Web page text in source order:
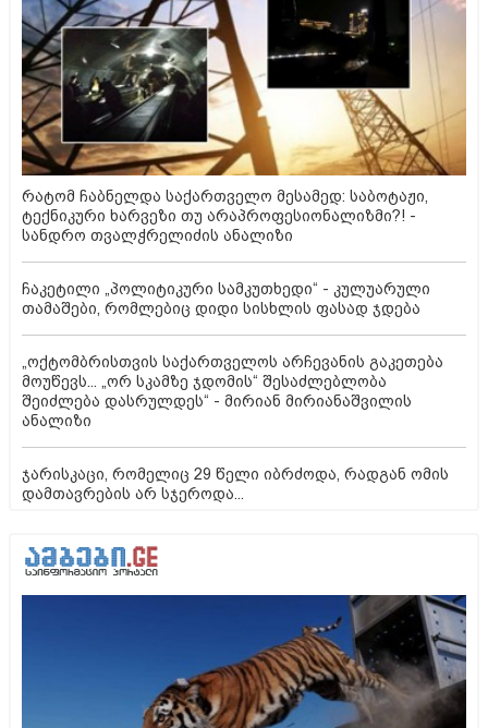
რატომ ჩაბნელდა საქართველო მესამედ: საბოტაჟი,
ტექნიკური ხარვეზი თუ არაპროფესიონალიზმი?! -
სანდრო თვალჭრელიძის ანალიზი
ჩაკეტილი „პოლიტიკური სამკუთხედი“ - კულუარული
თამაშები, რომლებიც დიდი სისხლის ფასად ჯდება
„ოქტომბრისთვის საქართველოს არჩევანის გაკეთება
მოუწევს... „ორ სკამზე ჯდომის“ შესაძლებლობა
შეიძლება დასრულდეს“ - მირიან მირიანაშვილის
ანალიზი
ჯარისკაცი, რომელიც 29 წელი იბრძოდა, რადგან ომის
დამთავრების არ სჯეროდა...